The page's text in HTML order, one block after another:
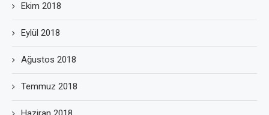
Ekim 2018
Eylül 2018
Ağustos 2018
Temmuz 2018